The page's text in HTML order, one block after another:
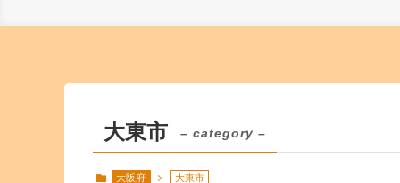
大東市 – category –
大阪府 大東市